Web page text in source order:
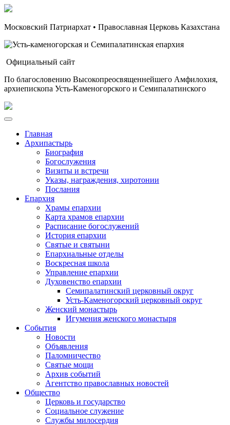
Московский Патриархат • Православная Церковь Казахстана
Официальный сайт
По благословению Высокопреосвященнейшего Амфилохия,
архиепископа Усть-Каменогорского и Семипалатинского
Главная
Архипастырь
Биография
Богослужения
Визиты и встречи
Указы, награждения, хиротонии
Послания
Епархия
Храмы епархии
Карта храмов епархии
Расписание богослужений
История епархии
Святые и святыни
Епархиальные отделы
Воскресная школа
Управление епархии
Духовенство епархии
Семипалатинский церковный округ
Усть-Каменогорский церковный округ
Женский монастырь
Игумения женского монастыря
События
Новости
Объявления
Паломничество
Святые мощи
Архив событий
Агентство православных новостей
Общество
Церковь и государство
Социальное служение
Службы милосердия